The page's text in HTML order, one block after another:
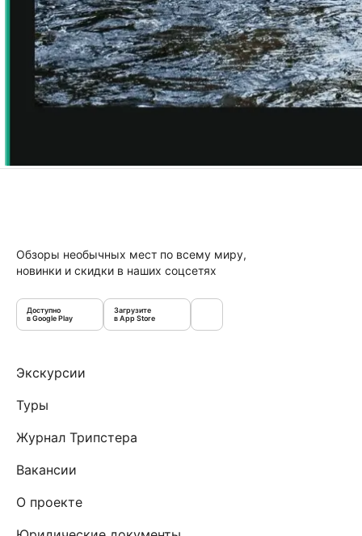
Обзоры необычных мест по всему миру,
новинки и скидки в наших соцсетях
Доступно
в Google Play
Загрузите
в App Store
Экскурсии
Туры
Журнал Трипстера
Вакансии
О проекте